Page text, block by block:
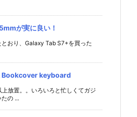
が実に良い！
おり、Galaxy Tab S7+を買った
Bookcover keyboard
放置。。いろいろと忙しくてガジ
の ...